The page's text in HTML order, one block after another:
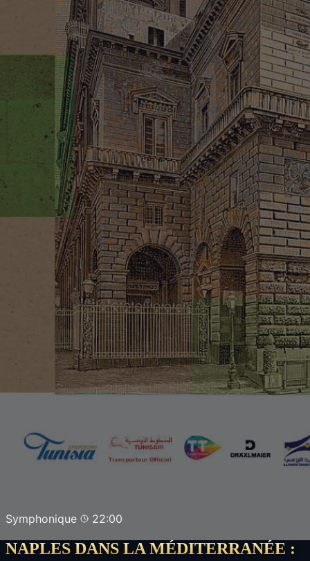
Symphonique 22:00
NAPLES DANS LA MÉDITERRANÉE :